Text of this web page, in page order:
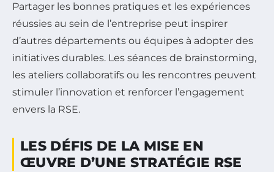
Partager les bonnes pratiques et les expériences
réussies au sein de l’entreprise peut inspirer
d’autres départements ou équipes à adopter des
initiatives durables. Les séances de brainstorming,
les ateliers collaboratifs ou les rencontres peuvent
stimuler l’innovation et renforcer l’engagement
envers la RSE.
LES DÉFIS DE LA MISE EN
ŒUVRE D’UNE STRATÉGIE RSE